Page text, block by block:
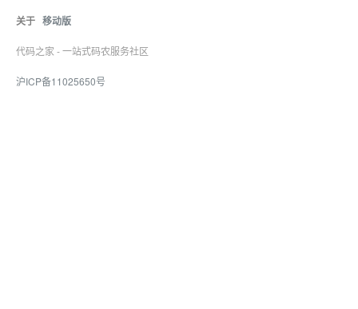
关于 移动版
代码之家 - 一站式码农服务社区
沪ICP备11025650号